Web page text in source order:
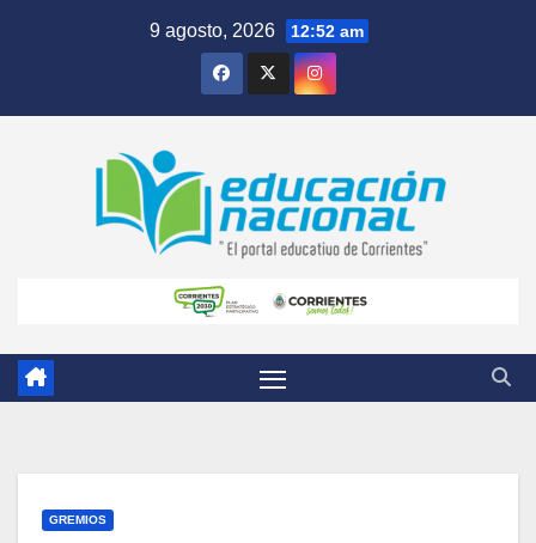
9 agosto, 2026 12:52 am
GREMIOS